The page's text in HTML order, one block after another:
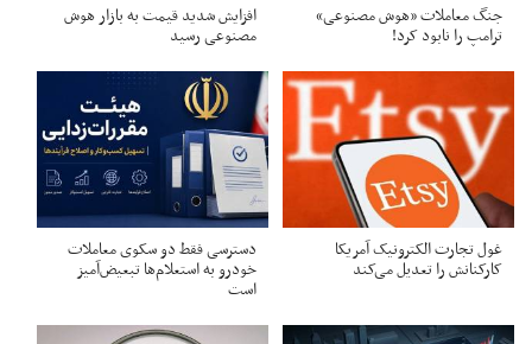
جنگ معاملات «هوش مصنوعی»
ترامپ را نابود کرد!
افزایش شدید قیمت به بازار هوش
مصنوعی رسید
غول تجارت الکترونیک آمریکا
کارکنانش را تعدیل می‌کند
دسترسی فقط دو سکوی معاملات
خودرو به استعلام‌ها تبعیض‌آمیز
است